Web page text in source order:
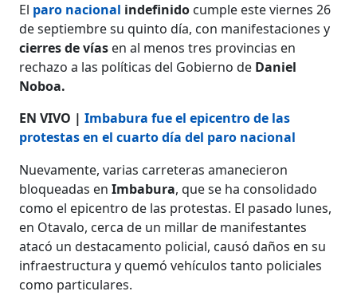
El paro nacional indefinido cumple este viernes 26
de septiembre su quinto día, con manifestaciones y
cierres de vías en al menos tres provincias en
rechazo a las políticas del Gobierno de Daniel
Noboa.
EN VIVO |Imbabura fue el epicentro de las
protestas en el cuarto día del paro nacional
Nuevamente, varias carreteras amanecieron
bloqueadas enImbabura, que se ha consolidado
como el epicentro de las protestas. El pasado lunes,
en Otavalo, cerca de un millar de manifestantes
atacó un destacamento policial, causó daños en su
infraestructura y quemó vehículos tanto policiales
como particulares.